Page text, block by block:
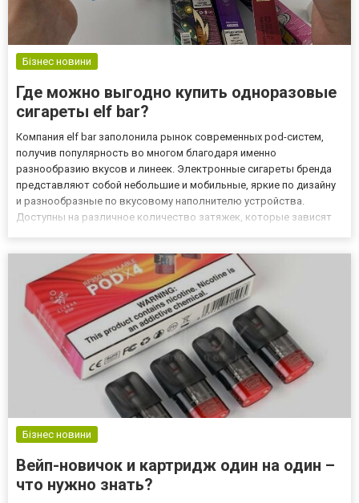
Бізнес новини
Где можно выгодно купить одноразовые
сигареты elf bar?
Компания elf bar заполонила рынок современных pod-систем,
получив популярность во многом благодаря именно
разнообразию вкусов и линеек. Электронные сигареты бренда
представляют собой небольшие и мобильные, яркие по дизайну
и разнообразные по вкусовому наполнителю устройства.
Доступны на различное количество затяжек, которые зависят
вариаций, доступ...
Бізнес новини
Вейп-новичок и картридж один на один –
что нужно знать?